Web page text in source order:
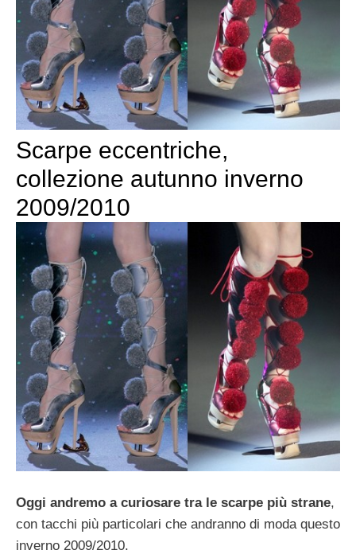
Scarpe eccentriche,
collezione autunno inverno
2009/2010
Oggi andremo a curiosare tra le scarpe più strane,
con tacchi più particolari che andranno di moda questo
inverno 2009/2010.